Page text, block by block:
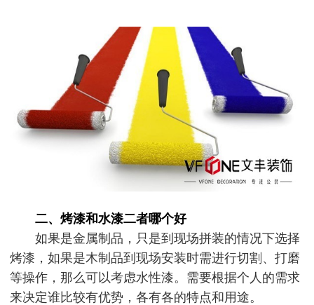
二、烤漆和水漆二者哪个好
如果是金属制品，只是到现场拼装的情况下选择
烤漆，如果是木制品到现场安装时需进行切割、打磨
等操作，那么可以考虑水性漆。 需要根据个人的需求
来决定谁比较有优势，各有各的特点和用途。